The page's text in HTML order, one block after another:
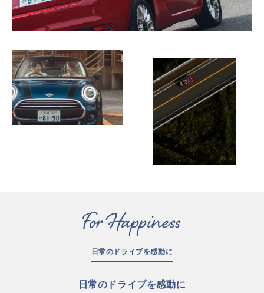
For Happiness
日常のドライブを感動に
日常のドライブを感動に